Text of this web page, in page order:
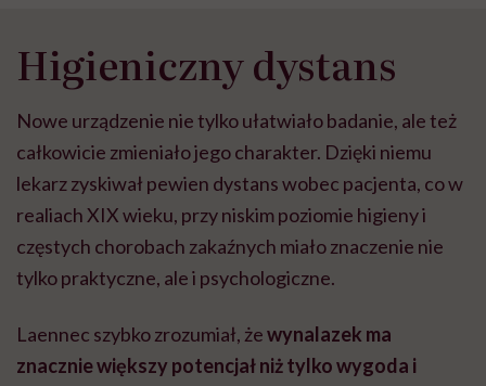
Laennec szybko zrozumiał, żewynalazek ma
znacznie większy potencjał niż tylko wygoda i
mniejsze skrępowanie. Przez kolejne lata
systematycznie opisywał dźwięki towarzyszące
różnym chorobom. W 1819 roku opublikował dzieło
„De l’Auscultation Médiate”, które stało się
fundamentem nowoczesnej diagnostyki chorób płuc i
serca.
Dzięki stetoskopowi lekarze mogli po raz pierwszy
rozpoznawać takieschorzenia jak zapalenie płuc,